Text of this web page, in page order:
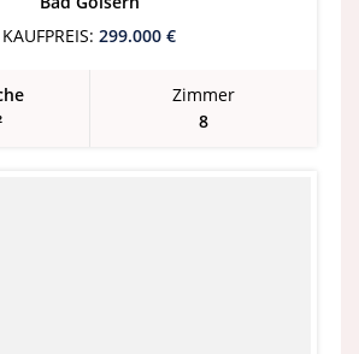
KAUFPREIS: 299.000 €
Zimmer
8